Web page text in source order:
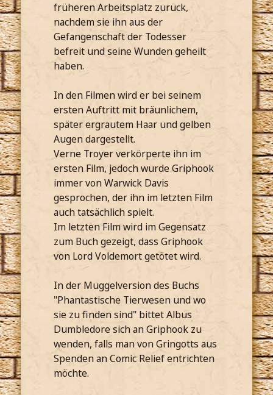
früheren Arbeitsplatz zurück,
nachdem sie ihn aus der
Gefangenschaft der Todesser
befreit und seine Wunden geheilt
haben.
In den Filmen wird er bei seinem
ersten Auftritt mit bräunlichem,
später ergrautem Haar und gelben
Augen dargestellt.
Verne Troyer verkörperte ihn im
ersten Film, jedoch wurde Griphook
immer von Warwick Davis
gesprochen, der ihn im letzten Film
auch tatsächlich spielt.
Im letzten Film wird im Gegensatz
zum Buch gezeigt, dass Griphook
von Lord Voldemort getötet wird.
In der Muggelversion des Buchs
"Phantastische Tierwesen und wo
sie zu finden sind" bittet Albus
Dumbledore sich an Griphook zu
wenden, falls man von Gringotts aus
Spenden an Comic Relief entrichten
möchte.